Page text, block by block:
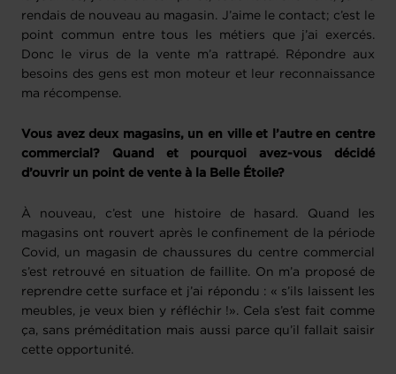
rendais de nouveau au magasin. J’aime le contact; c’est le
point commun entre tous les métiers que j’ai exercés.
Donc le virus de la vente m’a rattrapé. Répondre aux
besoins des gens est mon moteur et leur reconnaissance
ma récompense.
Vous avez deux magasins, un en ville et l’autre en centre
commercial? Quand et pourquoi avez-vous décidé
d’ouvrir un point de vente à la Belle Étoile?
À nouveau, c’est une histoire de hasard. Quand les
magasins ont rouvert après le confinement de la période
Covid, un magasin de chaussures du centre commercial
s’est retrouvé en situation de faillite. On m’a proposé de
reprendre cette surface et j’ai répondu : « s’ils laissent les
meubles, je veux bien y réfléchir !». Cela s’est fait comme
ça, sans préméditation mais aussi parce qu’il fallait saisir
cette opportunité.